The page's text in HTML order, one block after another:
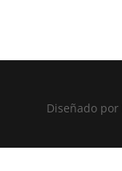
Diseñado por